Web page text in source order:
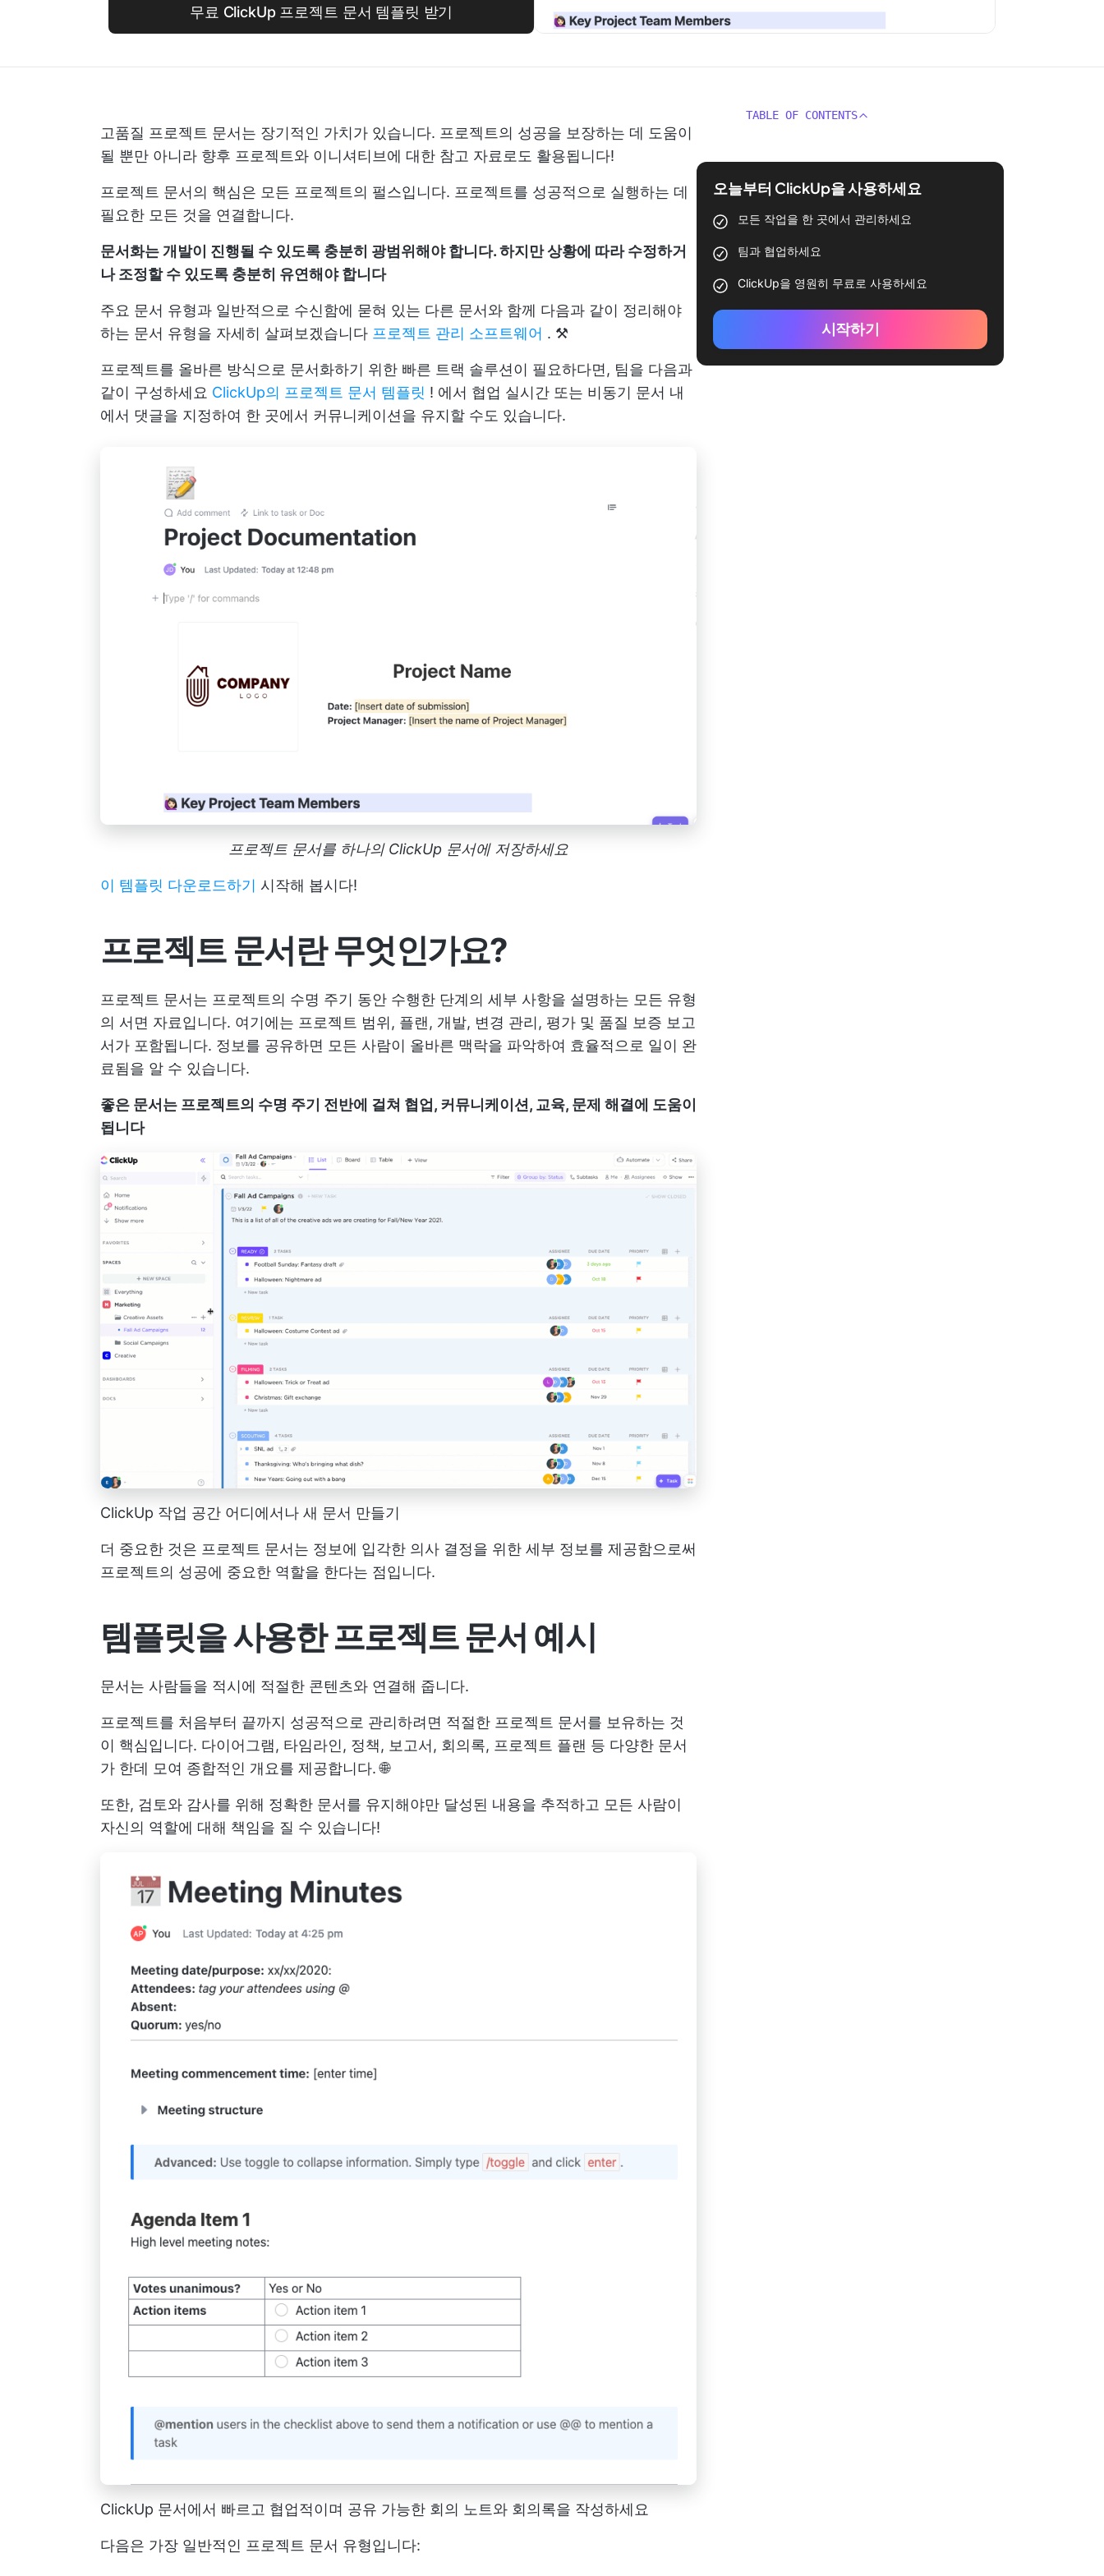
무료 ClickUp 프로젝트 문서 템플릿 받기
고품질 프로젝트 문서는 장기적인 가치가 있습니다. 프로젝트의 성공을 보장하는 데 도움이
될 뿐만 아니라 향후 프로젝트와 이니셔티브에 대한 참고 자료로도 활용됩니다!
프로젝트 문서의 핵심은 모든 프로젝트의 펄스입니다. 프로젝트를 성공적으로 실행하는 데
필요한 모든 것을 연결합니다.
문서화는 개발이 진행될 수 있도록 충분히 광범위해야 합니다. 하지만 상황에 따라 수정하거
나 조정할 수 있도록 충분히 유연해야 합니다
주요 문서 유형과 일반적으로 수신함에 묻혀 있는 다른 문서와 함께 다음과 같이 정리해야
하는 문서 유형을 자세히 살펴보겠습니다 프로젝트 관리 소프트웨어 . ⚒️
프로젝트를 올바른 방식으로 문서화하기 위한 빠른 트랙 솔루션이 필요하다면, 팀을 다음과
같이 구성하세요 ClickUp의 프로젝트 문서 템플릿 ! 에서 협업 실시간 또는 비동기 문서 내
에서 댓글을 지정하여 한 곳에서 커뮤니케이션을 유지할 수도 있습니다.
프로젝트 문서를 하나의 ClickUp 문서에 저장하세요
이 템플릿 다운로드하기 시작해 봅시다!
프로젝트 문서란 무엇인가요?
프로젝트 문서는 프로젝트의 수명 주기 동안 수행한 단계의 세부 사항을 설명하는 모든 유형
의 서면 자료입니다. 여기에는 프로젝트 범위, 플랜, 개발, 변경 관리, 평가 및 품질 보증 보고
서가 포함됩니다. 정보를 공유하면 모든 사람이 올바른 맥락을 파악하여 효율적으로 일이 완
료됨을 알 수 있습니다.
좋은 문서는 프로젝트의 수명 주기 전반에 걸쳐 협업, 커뮤니케이션, 교육, 문제 해결에 도움이
됩니다
ClickUp 작업 공간 어디에서나 새 문서 만들기
더 중요한 것은 프로젝트 문서는 정보에 입각한 의사 결정을 위한 세부 정보를 제공함으로써
프로젝트의 성공에 중요한 역할을 한다는 점입니다.
템플릿을 사용한 프로젝트 문서 예시
문서는 사람들을 적시에 적절한 콘텐츠와 연결해 줍니다.
프로젝트를 처음부터 끝까지 성공적으로 관리하려면 적절한 프로젝트 문서를 보유하는 것
이 핵심입니다. 다이어그램, 타임라인, 정책, 보고서, 회의록, 프로젝트 플랜 등 다양한 문서
가 한데 모여 종합적인 개요를 제공합니다. 🌐
또한, 검토와 감사를 위해 정확한 문서를 유지해야만 달성된 내용을 추적하고 모든 사람이
자신의 역할에 대해 책임을 질 수 있습니다!
ClickUp 문서에서 빠르고 협업적이며 공유 가능한 회의 노트와 회의록을 작성하세요
다음은 가장 일반적인 프로젝트 문서 유형입니다:
TABLE OF CONTENTS
오늘부터 ClickUp을 사용하세요
모든 작업을 한 곳에서 관리하세요
팀과 협업하세요
ClickUp을 영원히 무료로 사용하세요
시작하기